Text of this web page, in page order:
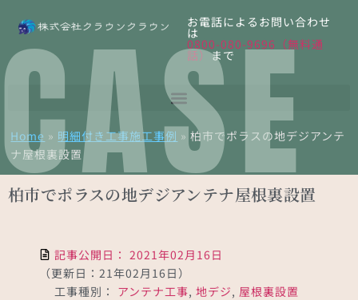
お電話によるお問い合わせ
は
0800-080-9696（無料通
話）まで
Home » 明細付き工事施工事例 »柏市でポラスの地デジアンテ
ナ屋根裏設置
柏市でポラスの地デジアンテナ屋根裏設置
CASE
記事公開日： 2021年02月16日
（更新日：21年02月16日）
工事種別： アンテナ工事,地デジ, 屋根裏設置